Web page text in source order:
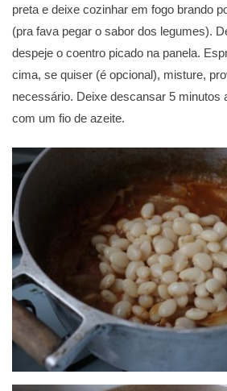
preta e deixe cozinhar em fogo brando
(pra fava pegar o sabor dos legumes).
despeje o coentro picado na panela.
cima, se quiser (é opcional), misture,
necessário. Deixe descansar 5 minutos
com um fio de azeite.